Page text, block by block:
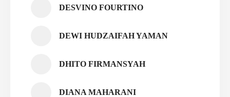
DESVINO FOURTINO
DEWI HUDZAIFAH YAMAN
DHITO FIRMANSYAH
DIANA MAHARANI